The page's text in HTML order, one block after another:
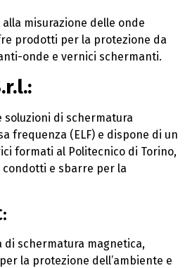
alla misurazione delle onde
prodotti per la protezione da
onde e vernici schermanti​​.
soluzioni di schermatura
frequenza (ELF) e dispone di un
formati al Politecnico di Torino,
e sbarre per la
di schermatura magnetica,
la protezione dell’ambiente e